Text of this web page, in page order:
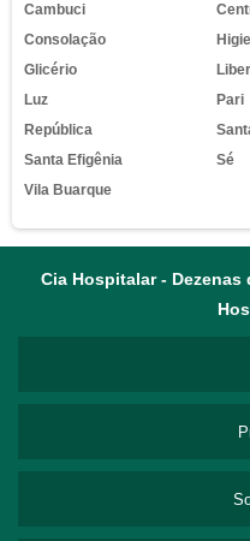
Cambuci
Consolação
Glicério
Luz
Pari
República
Santa Efigênia
Sé
Vila Buarque
Cia Hospitalar -